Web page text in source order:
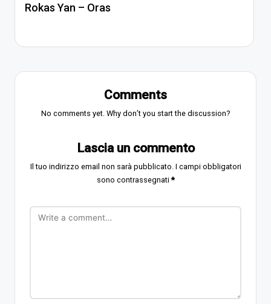
Rokas Yan – Oras
Comments
No comments yet. Why don’t you start the discussion?
Lascia un commento
Il tuo indirizzo email non sarà pubblicato. I campi obbligatori
sono contrassegnati*